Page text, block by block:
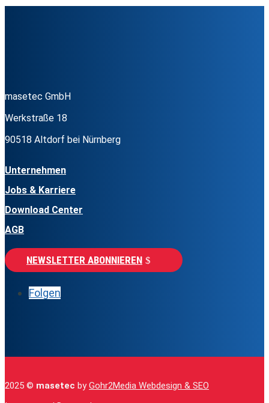
masetec GmbH
Werkstraße 18
90518 Altdorf bei Nürnberg
Unternehmen
Jobs & Karriere
Download Center
AGB
NEWSLETTER ABONNIEREN
Folgen
2025 © masetec byGohr2Media Webdesign & SEO